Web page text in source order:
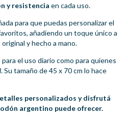
y resistencia en cada uso.
para que puedas personalizar el
añadiendo un toque único a
y hecho a mano.
el uso diario como para quienes
. Su tamaño de 45 x 70 cm lo hace
personalizados y disfrutá
argentino puede ofrecer.